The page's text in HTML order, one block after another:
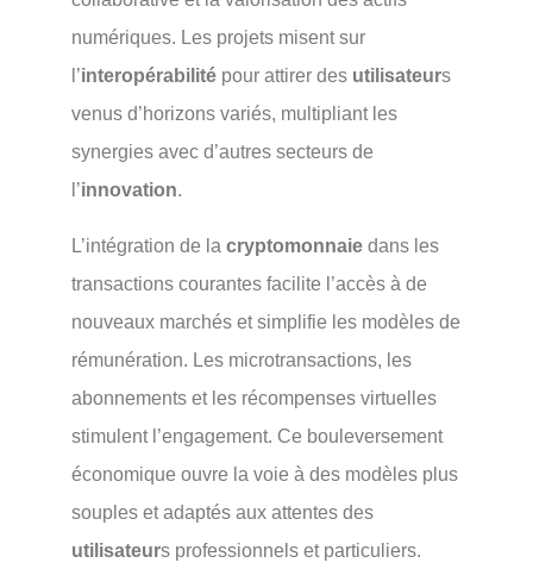
numériques. Les projets misent sur
l’interopérabilité pour attirer des utilisateurs
venus d’horizons variés, multipliant les
synergies avec d’autres secteurs de
l’innovation.
L’intégration de la cryptomonnaie dans les
transactions courantes facilite l’accès à de
nouveaux marchés et simplifie les modèles de
rémunération. Les microtransactions, les
abonnements et les récompenses virtuelles
stimulent l’engagement. Ce bouleversement
économique ouvre la voie à des modèles plus
souples et adaptés aux attentes des
utilisateurs professionnels et particuliers.